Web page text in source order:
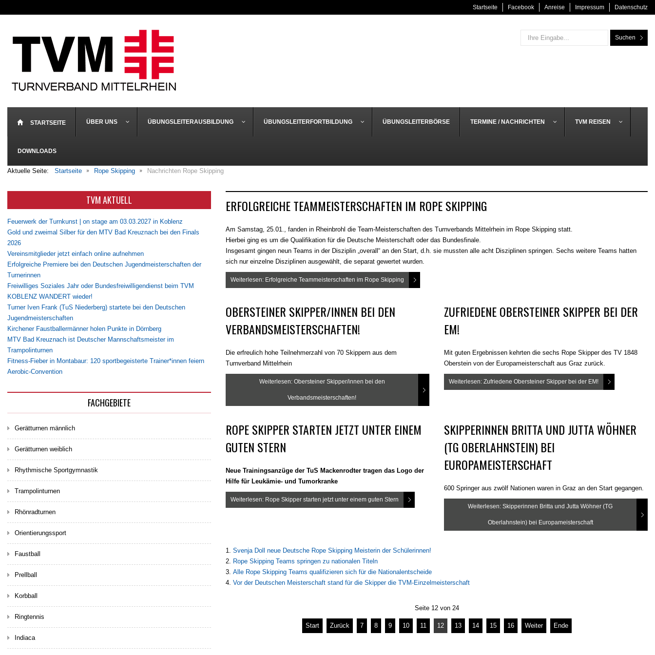
Startseite Facebook Anreise Impressum Datenschutz
Suchen
STARTSEITE ÜBER UNS ÜBUNGSLEITERAUSBILDUNG ÜBUNGSLEITERFORTBILDUNG ÜBUNGSLEITERBÖRSE TERMINE / NACHRICHTEN TVM REISEN
DOWNLOADS
Aktuelle Seite: Startseite Rope Skipping Nachrichten Rope Skipping
ERFOLGREICHE TEAMMEISTERSCHAFTEN IM ROPE SKIPPING
Am Samstag, 25.01., fanden in Rheinbrohl die Team-Meisterschaften des Turnverbands Mittelrhein im Rope Skipping statt.
Hierbei ging es um die Qualifikation für die Deutsche Meisterschaft oder das Bundesfinale.
Insgesamt gingen neun Teams in der Disziplin „overall“ an den Start, d.h. sie mussten alle acht Disziplinen springen. Sechs weitere Teams hatten
sich nur einzelne Disziplinen ausgewählt, die separat gewertet wurden.
Weiterlesen: Erfolgreiche Teammeisterschaften im Rope Skipping
OBERSTEINER SKIPPER/INNEN BEI DEN
VERBANDSMEISTERSCHAFTEN!
Die erfreulich hohe Teilnehmerzahl von 70 Skippern aus dem
Turnverband Mittelrhein
Weiterlesen: Obersteiner Skipper/innen bei den
Verbandsmeisterschaften!
ZUFRIEDENE OBERSTEINER SKIPPER BEI DER
EM!
Mit guten Ergebnissen kehrten die sechs Rope Skipper des TV 1848
Oberstein von der Europameisterschaft aus Graz zurück.
Weiterlesen: Zufriedene Obersteiner Skipper bei der EM!
ROPE SKIPPER STARTEN JETZT UNTER EINEM
GUTEN STERN
Neue Trainingsanzüge der TuS Mackenrodter tragen das Logo der
Hilfe für Leukämie- und Tumorkranke
Weiterlesen: Rope Skipper starten jetzt unter einem guten Stern
SKIPPERINNEN BRITTA UND JUTTA WÖHNER
(TG OBERLAHNSTEIN) BEI
EUROPAMEISTERSCHAFT
600 Springer aus zwölf Nationen waren in Graz an den Start gegangen.
Weiterlesen: Skipperinnen Britta und Jutta Wöhner (TG
Oberlahnstein) bei Europameisterschaft
Svenja Doll neue Deutsche Rope Skipping Meisterin der Schülerinnen!
Rope Skipping Teams springen zu nationalen Titeln
Alle Rope Skipping Teams qualifizieren sich für die Nationalentscheide
Vor der Deutschen Meisterschaft stand für die Skipper die TVM-Einzelmeisterschaft
Seite 12 von 24
Start Zurück 7 8 9 10 11 12 13 14 15 16 Weiter Ende
TVM AKTUELL
Feuerwerk der Turnkunst | on stage am 03.03.2027 in Koblenz
Gold und zweimal Silber für den MTV Bad Kreuznach bei den Finals
2026
Vereinsmitglieder jetzt einfach online aufnehmen
Erfolgreiche Premiere bei den Deutschen Jugendmeisterschaften der
Turnerinnen
Freiwilliges Soziales Jahr oder Bundesfreiwilligendienst beim TVM
KOBLENZ WANDERT wieder!
Turner Iven Frank (TuS Niederberg) startete bei den Deutschen
Jugendmeisterschaften
Kirchener Faustballermänner holen Punkte in Dörnberg
MTV Bad Kreuznach ist Deutscher Mannschaftsmeister im
Trampolinturnen
Fitness-Fieber in Montabaur: 120 sportbegeisterte Trainer*innen feiern
Aerobic-Convention
FACHGEBIETE
Gerätturnen männlich
Gerätturnen weiblich
Rhythmische Sportgymnastik
Trampolinturnen
Rhönradturnen
Orientierungssport
Faustball
Prellball
Korbball
Ringtennis
Indiaca